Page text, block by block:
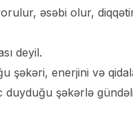
əsəbi olur,
deyil.
şəkəri, enerjini və
şəkərlə